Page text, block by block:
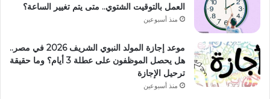
العمل بالتوقيت الشتوي.. متى يتم تغيير الساعة؟
منذ أسبوعين
موعد إجازة المولد النبوي الشريف 2026 في مصر..
هل يحصل الموظفون على عطلة 3 أيام؟ وما حقيقة
ترحيل الإجازة
منذ أسبوعين